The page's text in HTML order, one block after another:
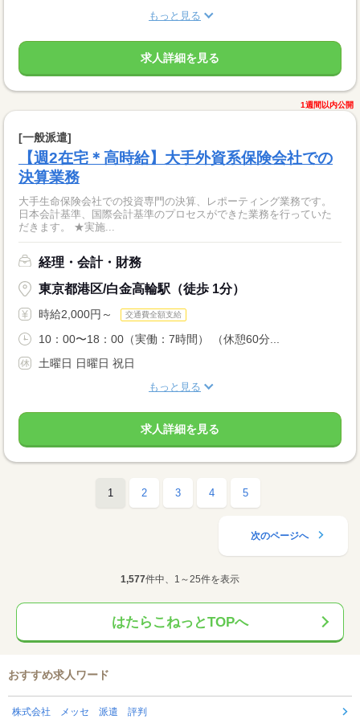
もっと見る
求人詳細を見る
1週間以内公開
[一般派遣]
【週2在宅＊高時給】大手外資系保険会社での
決算業務
大手生命保険会社での投資専門の決算、レポーティング業務です。
日本会計基準、国際会計基準のプロセスができた業務を行っていた
だきます。 ★実施...
経理・会計・財務
東京都港区/白金高輪駅（徒歩 1分）
時給2,000円～ 交通費全額支給
10：00〜18：00（実働：7時間） （休憩60分...
土曜日 日曜日 祝日
もっと見る
求人詳細を見る
1 2 3 4 5
次のページへ
1,577件中、1～25件を表示
はたらこねっとTOPへ
おすすめ求人ワード
株式会社 メッセ 派遣 評判